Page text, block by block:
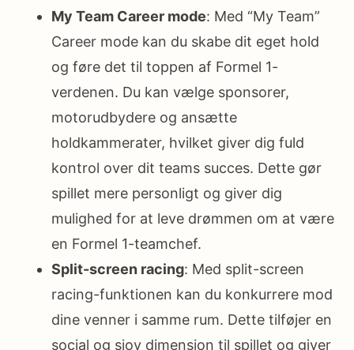
My Team Career mode: Med “My Team”
Career mode kan du skabe dit eget hold
og føre det til toppen af Formel 1-
verdenen. Du kan vælge sponsorer,
motorudbydere og ansætte
holdkammerater, hvilket giver dig fuld
kontrol over dit teams succes. Dette gør
spillet mere personligt og giver dig
mulighed for at leve drømmen om at være
en Formel 1-teamchef.
Split-screen racing: Med split-screen
racing-funktionen kan du konkurrere mod
dine venner i samme rum. Dette tilføjer en
social og sjov dimension til spillet og giver